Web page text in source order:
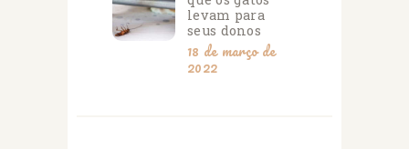
levam para
seus donos
18 de março de
2022